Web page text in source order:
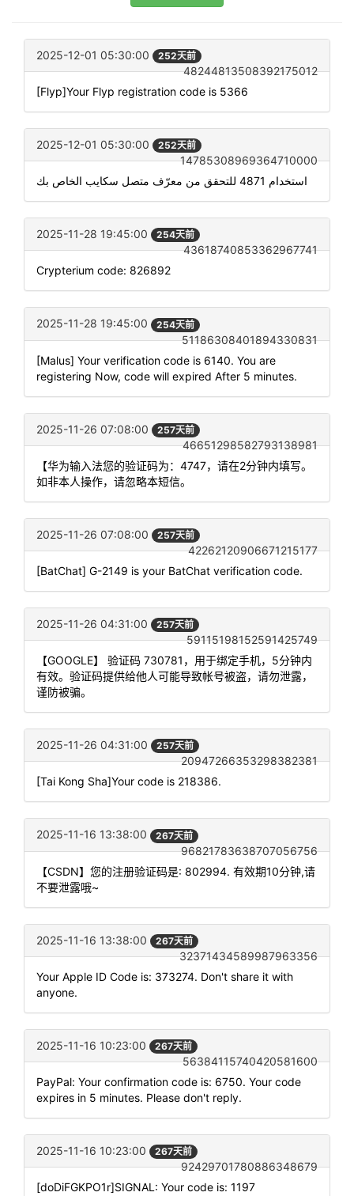
2025-12-01 05:30:00 252天前
48244813508392175012
[Flyp]Your Flyp registration code is 5366
2025-12-01 05:30:00 252天前
14785308969364710000
استخدام 4871 للتحقق من معرّف متصل سكايب الخاص بك
2025-11-28 19:45:00 254天前
43618740853362967741
Crypterium code: 826892
2025-11-28 19:45:00 254天前
51186308401894330831
[Malus] Your verification code is 6140. You are
registering Now, code will expired After 5 minutes.
2025-11-26 07:08:00 257天前
46651298582793138981
【华为输入法您的验证码为：4747，请在2分钟内填写。
如非本人操作，请忽略本短信。
2025-11-26 07:08:00 257天前
42262120906671215177
[BatChat] G-2149 is your BatChat verification code.
2025-11-26 04:31:00 257天前
59115198152591425749
【GOOGLE】 验证码 730781，用于绑定手机，5分钟内
有效。验证码提供给他人可能导致帐号被盗，请勿泄露，
谨防被骗。
2025-11-26 04:31:00 257天前
20947266353298382381
[Tai Kong Sha]Your code is 218386.
2025-11-16 13:38:00 267天前
96821783638707056756
【CSDN】您的注册验证码是: 802994. 有效期10分钟,请
不要泄露哦~
2025-11-16 13:38:00 267天前
32371434589987963356
Your Apple ID Code is: 373274. Don't share it with
anyone.
2025-11-16 10:23:00 267天前
56384115740420581600
PayPal: Your confirmation code is: 6750. Your code
expires in 5 minutes. Please don't reply.
2025-11-16 10:23:00 267天前
92429701780886348679
[doDiFGKPO1r]SIGNAL: Your code is: 1197